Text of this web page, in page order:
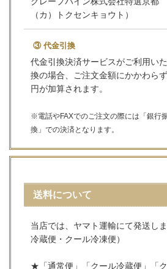
（カ）トクセンキョウト）
③ 代金引換
代金引換決済サービスがご利用い
換の場合、ご注文金額にかかわら
円が加算されます。
※電話やFAXでのご注文の際には「銀行
換」での決済となります。
送料について
当店では、ヤマト運輸にて発送し
冷蔵便・クール冷凍便）
★「通常便」「クール冷蔵便」「